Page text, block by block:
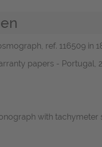
ref. 116509 in
papers - Portugal,
with tachymeter